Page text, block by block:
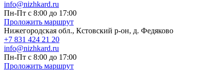
info@nizhkard.ru
Пн-Пт с 8:00 до 17:00
Проложить маршрут
Нижегородская обл., Кстовский р-он, д. Федяково
+7 831 424 21 20
info@nizhkard.ru
Пн-Пт с 8:00 до 17:00
Проложить маршрут